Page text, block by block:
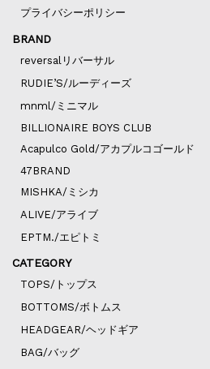
プライバシーポリシー
BRAND
reversalリバーサル
RUDIE’S/ルーディーズ
mnml/ミニマル
BILLIONAIRE BOYS CLUB
Acapulco Gold/アカプルコゴールド
47BRAND
MISHKA/ミシカ
ALIVE/アライブ
EPTM./エピトミ
CATEGORY
TOPS/トップス
BOTTOMS/ボトムス
HEADGEAR/ヘッドギア
BAG/バッグ